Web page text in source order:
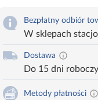
Bezpłatny odbiór
W sklepach
Dostawa
Do 15 dni
Metody płatności